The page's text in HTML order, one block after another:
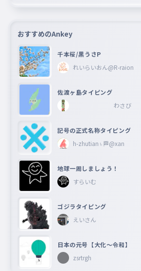
おすすめのAnkey
千本桜/黒うさP
れいらいおん@R-raion
佐渡ヶ島タイピング
わさび
記号の正式名称タイピング
h-zhutian♄🏁@xan
地球一周しましょう！
すらいむ
ゴジラタイピング
えいさん
日本の元号【大化〜令和】
zsrtrgh